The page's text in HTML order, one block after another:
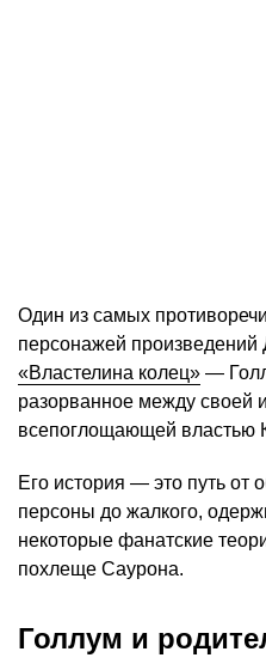
Один из самых
персонажей произведений
«Властелина колец» —
разорванное между своей
всепоглощающей властью
Его история — это путь от
персоны до жалкого,
некоторые фанатские
похлеще Саурона.
Голлум и